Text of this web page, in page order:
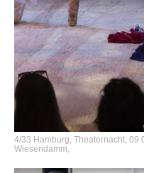
4/33 Hamburg, Theaternacht, 09
Wiesendamm,